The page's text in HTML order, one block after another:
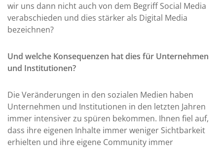
wir uns dann nicht auch von dem Begriff Social Media
verabschieden und dies stärker als Digital Media
bezeichnen?
Und welche Konsequenzen hat dies für Unternehmen
und Institutionen?
Die Veränderungen in den sozialen Medien haben
Unternehmen und Institutionen in den letzten Jahren
immer intensiver zu spüren bekommen. Ihnen fiel auf,
dass ihre eigenen Inhalte immer weniger Sichtbarkeit
erhielten und ihre eigene Community immer